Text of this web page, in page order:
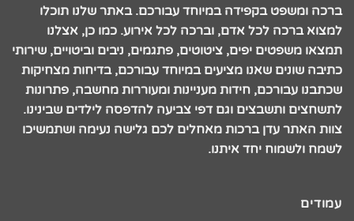
ברכה ומשפט בקפידה במיוחד עבורכם. באתר שלנו תוכלו
למצוא ברכה לכל אדם, וברכה לכל אירוע. כמו כן, אצלנו
תמצאו משפטים יפים, ציטוטים, פתגמים, ניבים וביטויים, שירותי
כתיבה שונים שאנו מציעים במיוחד עבורכם, בדיחות מצחיקות
שכתבנו עבורכם, חידות מעניינות ומעוררות מחשבה, פתרונות
לתשחצים ותשבצים וגם דפי צביעה להדפסה לילדים שבינינו.
צוות האתר עדן ברכות מאחלים לכם גלישה נעימה ושתמשיכו
לשמח ולשמוח יחד איתנו.
עמודים